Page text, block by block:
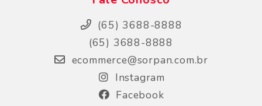
(65) 3688-8888
(65) 3688-8888
ecommerce@sorpan.com.br
Instagram
Facebook